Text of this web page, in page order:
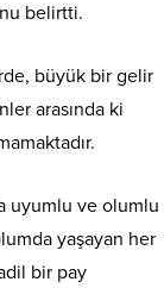
belirtti.
büyük bir gelir
arasında ki
uyumlu ve olumlu
yaşayan her
bir pay